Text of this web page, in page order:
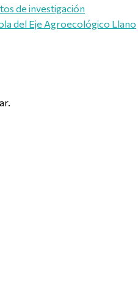
de investigación
del Eje Agroecológico Llano